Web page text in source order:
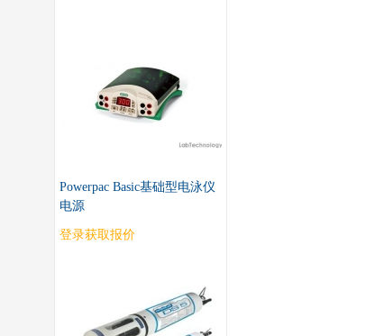
Powerpac Basic基础型电泳仪
电源
登录获取报价